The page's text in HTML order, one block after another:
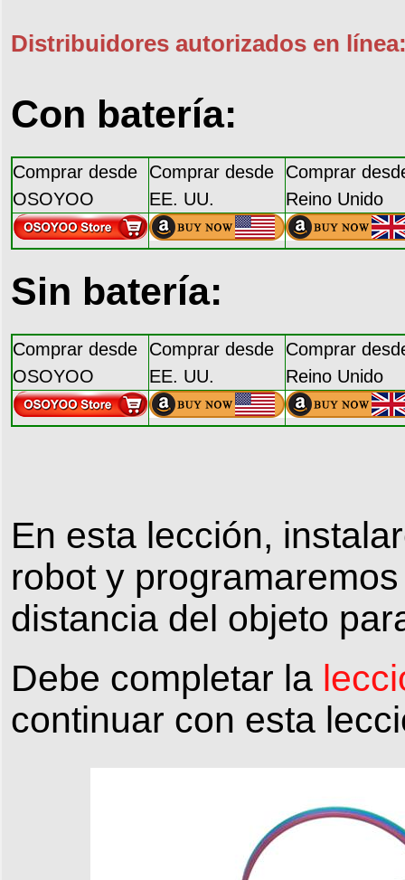
Distribuidores autorizados en
Con batería:
Comprar desde
OSOYOO
Comprar desde
EE. UU.
Comprar
Reino Unido
Sin batería:
Comprar desde
OSOYOO
Comprar desde
EE. UU.
Comprar
Reino Unido
En esta lección,
robot y
distancia del objeto
Debe completar la
continuar con esta